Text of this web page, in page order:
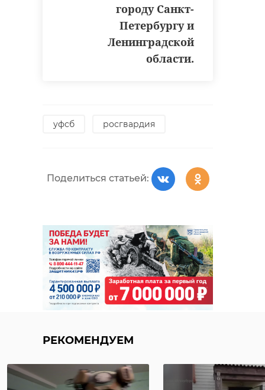
городу Санкт-
Петербургу и
Ленинградской
области.
уфсб росгвардия
Поделиться статьей:
РЕКОМЕНДУЕМ